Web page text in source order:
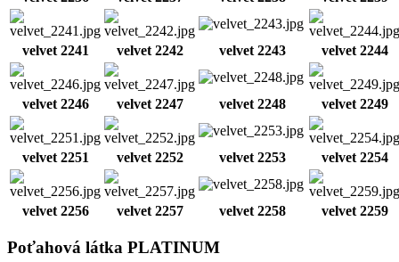
velvet 2241 velvet 2242 velvet 2243 velvet 2244
velvet 2246 velvet 2247 velvet 2248 velvet 2249
velvet 2251 velvet 2252 velvet 2253 velvet 2254
velvet 2256 velvet 2257 velvet 2258 velvet 2259
Poťahová látka PLATINUM